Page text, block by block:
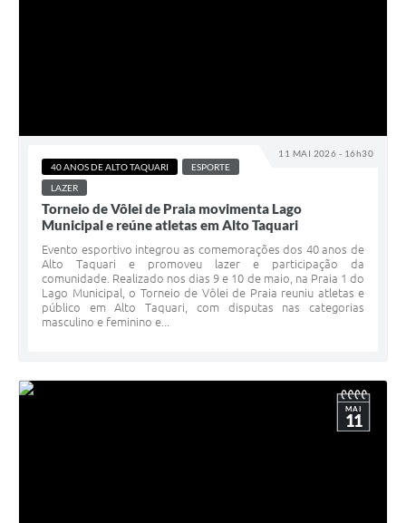
11 MAI 2026 - 16h30
40 ANOS DE ALTO TAQUARI
ESPORTE
LAZER
Torneio de Vôlei de Praia movimenta Lago
Municipal e reúne atletas em Alto Taquari
Evento esportivo integrou as comemorações dos 40 anos de
Alto Taquari e promoveu lazer e participação da
comunidade. Realizado nos dias 9 e 10 de maio, na Praia 1 do
Lago Municipal, o Torneio de Vôlei de Praia reuniu atletas e
público em Alto Taquari, com disputas nas categorias
masculino e feminino e...
MAI
11